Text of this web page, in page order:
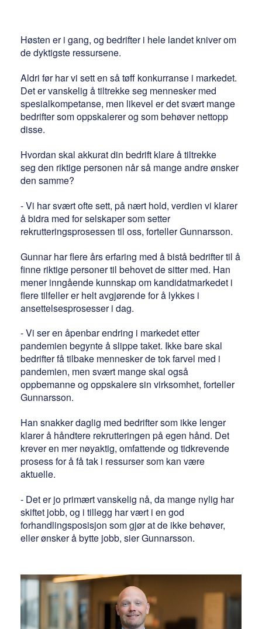
Høsten er i gang, og bedrifter i hele landet kniver om
de dyktigste ressursene.
Aldri før har vi sett en så tøff konkurranse i markedet.
Det er vanskelig å tiltrekke seg mennesker med
spesialkompetanse, men likevel er det svært mange
bedrifter som oppskalerer og som behøver nettopp
disse.
Hvordan skal akkurat din bedrift klare å tiltrekke
seg den riktige personen når så mange andre ønsker
den samme?
- Vi har svært ofte sett, på nært hold, verdien vi klarer
å bidra med for selskaper som setter
rekrutteringsprosessen til oss, forteller Gunnarsson.
Gunnar har flere års erfaring med å bistå bedrifter til å
finne riktige personer til behovet de sitter med. Han
menerinngående kunnskap om kandidatmarkedet i
flere tilfeller er helt avgjørende for å lykkes i
ansettelsesprosesser i dag.
- Vi ser en åpenbar endring i markedet etter
pandemien begynte å slippe taket. Ikke bare skal
bedrifter få tilbake mennesker de tok farvel med i
pandemien, men svært mange skal også
oppbemanne og oppskalere sin virksomhet, forteller
Gunnarsson.
Han snakker daglig med bedrifter som ikke lenger
klarer å håndtere rekrutteringen på egen hånd. Det
krever en mer nøyaktig, omfattende og tidkrevende
prosess for å få tak i ressurser som kan være
aktuelle.
- Det er jo primært vanskelig nå, da mange nylig har
skiftet jobb, og i tillegg har vært i en god
forhandlingsposisjon som gjør at de ikke behøver,
eller ønsker å bytte jobb, sier Gunnarsson.